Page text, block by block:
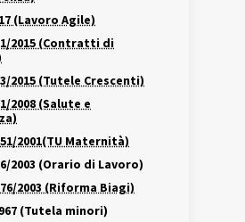
(Lavoro Agile)
2015 (Contratti di
2015 (Tutele Crescenti)
2008 (Salute e
2001(TU Maternità)
2003 (Orario di Lavoro)
2003 (Riforma Biagi)
(Tutela minori)